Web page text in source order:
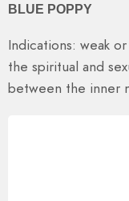
BLUE POPPY
Indications: weak
the spiritual and
between the inner